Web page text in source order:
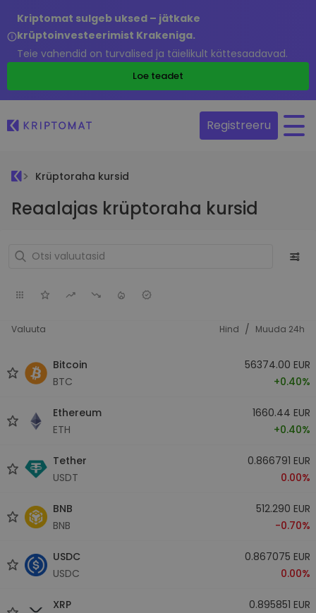
Kriptomat sulgeb uksed – jätkake
krüptoinvesteerimist Krakeniga.
Teie vahendid on turvalised ja täielikult kättesaadavad.
Loe teadet
Registreeru
Krüptoraha kursid
Reaalajas krüptoraha kursid
Valuuta Hind / Muuda 24h
Bitcoin
BTC
56374.00 EUR
+0.40%
Ethereum
ETH
1660.44 EUR
+0.40%
Tether
USDT
0.866791 EUR
0.00%
BNB
BNB
512.290 EUR
-0.70%
USDC
USDC
0.867075 EUR
0.00%
XRP
0.895851 EUR